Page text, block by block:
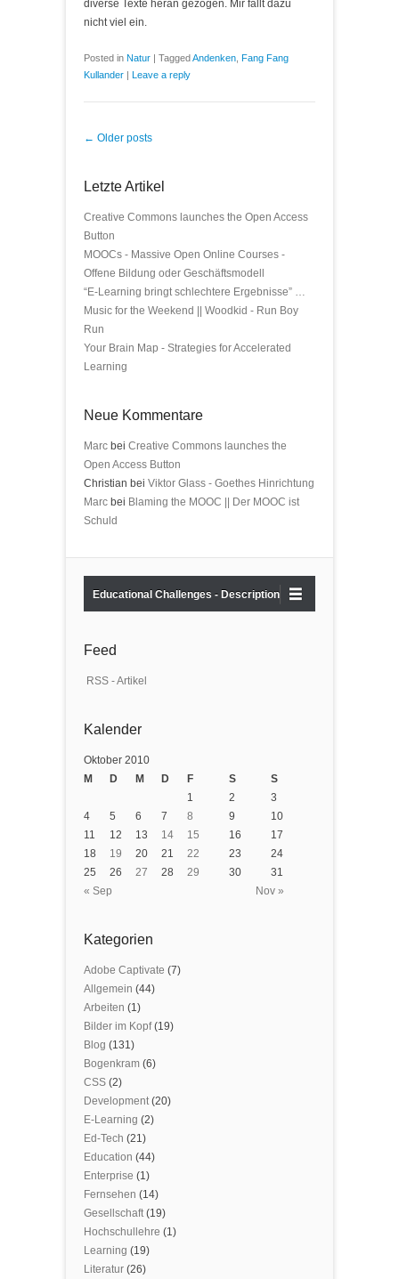
diverse Texte heran gezogen. Mir fällt dazu
nicht viel ein.
Posted in Natur | TaggedAndenken Fang Fang
Kullander | Leave a reply
Post navigation
← Older posts
Letzte Artikel
Creative Commons launches the Open Access
Button
MOOCs - Massive Open Online Courses -
Offene Bildung oder Geschäftsmodell
“E-Learning bringt schlechtere Ergebnisse” …
Music for the Weekend || Woodkid - Run Boy
Run
Your Brain Map - Strategies for Accelerated
Learning
Neue Kommentare
Marc bei Creative Commons launches the
Open Access Button
Christian bei Viktor Glass - Goethes Hinrichtung
Marc bei Blaming the MOOC || Der MOOC ist
Schuld
Educational Challenges - Description
Feed
RSS - Artikel
Kalender
Oktober 2010
M
D M D F S S
« Sep Nov »
1 2
3
4
5 6 7 8 9
10
11
12 13 14 15 16
17
18
19 20 21 22 23
24
25
26 27 28 29 30 31
Kategorien
Adobe Captivate (7)
Allgemein (44)
Arbeiten (1)
Bilder im Kopf(19)
Blog (131)
Bogenkram (6)
CSS (2)
Development(20)
E-Learning (2)
Ed-Tech (21)
Education (44)
Enterprise (1)
Fernsehen (14)
Gesellschaft(19)
Hochschullehre (1)
Learning (19)
Literatur (26)